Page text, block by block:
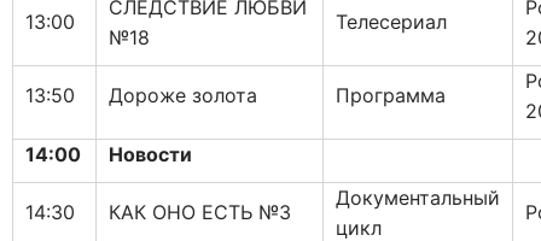
13:00
СЛЕДСТВИЕ ЛЮБВИ
№18
Телесериал
13:50 Дороже золота Программа
14:00
Новости
14:30 КАК ОНО ЕСТЬ №3
Документальный
цикл